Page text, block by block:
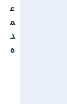
ع
م
د
ه